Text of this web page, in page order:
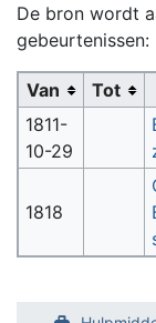
De bron wordt
gebeurtenissen:
Van Tot
1811-
10-29
1818